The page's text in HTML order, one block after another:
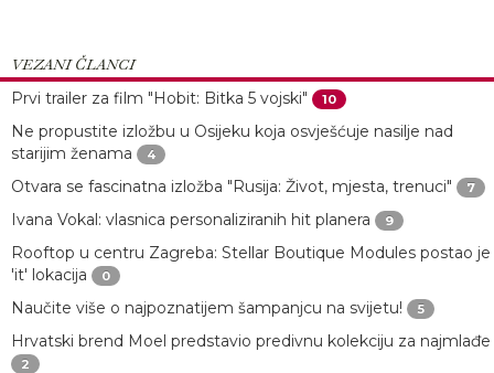
VEZANI ČLANCI
Prvi trailer za film "Hobit: Bitka 5 vojski"
10
Ne propustite izložbu u Osijeku koja osvješćuje nasilje nad
starijim ženama
4
Otvara se fascinatna izložba "Rusija: Život, mjesta, trenuci" 7
Ivana Vokal: vlasnica personaliziranih hit planera 9
Rooftop u centru Zagreba: Stellar Boutique Modules postao je
'it' lokacija
0
Naučite više o najpoznatijem šampanjcu na svijetu! 5
Hrvatski brend Moel predstavio predivnu kolekciju za najmlađe
2